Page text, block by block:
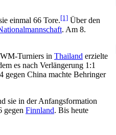
einmal 66 Tore.[1] Über den
. Am 8.
Turniers in Thailand erzielte
es nach Verlängerung 1:1
gegen China machte Behringer
sie in der Anfangsformation
gegen Finnland. Bis heute